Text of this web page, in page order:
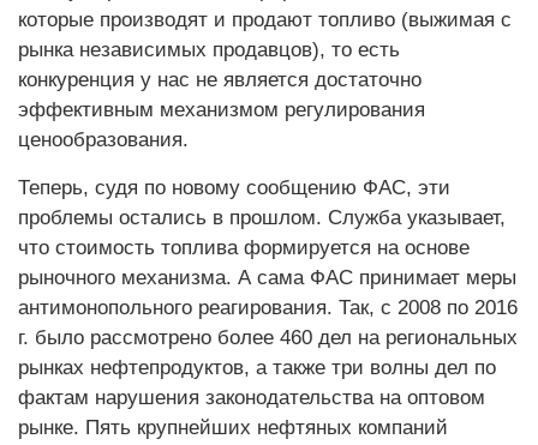
которые производят и продают топливо (выжимая с
рынка независимых продавцов), то есть
конкуренция у нас не является достаточно
эффективным механизмом регулирования
ценообразования.
Теперь, судя по новому сообщению ФАС, эти
проблемы остались в прошлом. Служба указывает,
что стоимость топлива формируется на основе
рыночного механизма. А сама ФАС принимает меры
антимонопольного реагирования. Так, с 2008 по 2016
г. было рассмотрено более 460 дел на региональных
рынках нефтепродуктов, а также три волны дел по
фактам нарушения законодательства на оптовом
рынке. Пять крупнейших нефтяных компаний